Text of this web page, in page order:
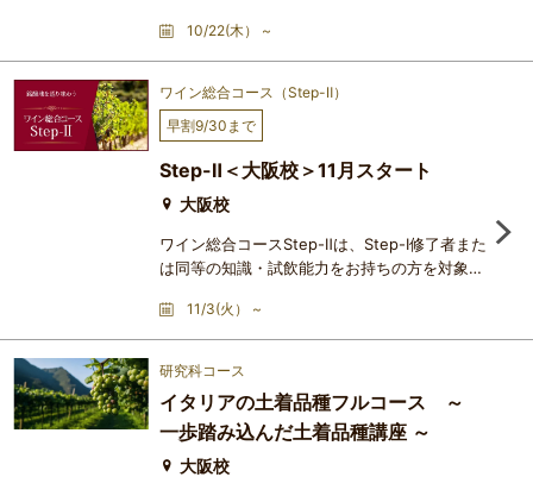
以上チーズがあると言われているチーズです
が、まずは、食べておきたいチーズをラインナ
ップ。ワインに合うチーズ、日本酒に合うチー
ズ、紅茶に合うチーズ、料理に使えるチーズを
お届けします！チーズもワインもお料理も楽し
タイプ別・国別に分けながら
10/22(木） ~
ワイン総合コース（Step-Ⅱ）
早割9/30まで
Step-Ⅱ＜大阪校＞11月スタート
大阪校
ワイン総合コースStep-Ⅱは、Step-Ⅰ修了者また
は同等の知識・試飲能力をお持ちの方を対象と
インエキスパート資格保持者の方にも強くお勧
めしています）Step-Ⅱのテーマは、ずばり
「その土地らしさ sense of place」。ワイン
く映し出されるという、この貴重かつ高貴な飲
み物・文化の悦びの源泉を、とことん掘り下げ
ていきます。16週間で世界を
11/3(火） ~
研究科コース
イタリアの土着品種フルコース ～
一歩踏み込んだ土着品種講座 ～
大阪校